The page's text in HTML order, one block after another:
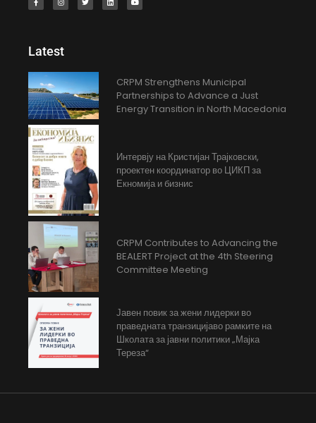
Latest
CRPM Strengthens Municipal
Partnerships to Advance a Just
Energy Transition in North Macedonia
Интервју на Кристијан Трајковски,
проектен координатор во ЦИКП за
Екномија и бизнис
CRPM Contributes to Advancing the
BEALERT Project at the 4th Steering
Committee Meeting
Јавен повик за жени лидерки во
праведната транзицијаво рамките на
Школата за јавни политики „Мајка
Тереза“